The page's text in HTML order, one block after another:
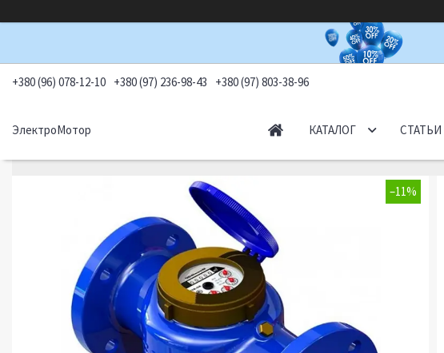
+380 (96) 078-12-10 +380 (97) 236-98-43 +380 (97) 803-38-96
ЭлектроМотор КАТАЛОГ СТАТЬИ
–11%